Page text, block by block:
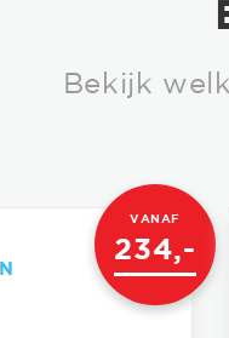
Bekijk
VANAF
234,-